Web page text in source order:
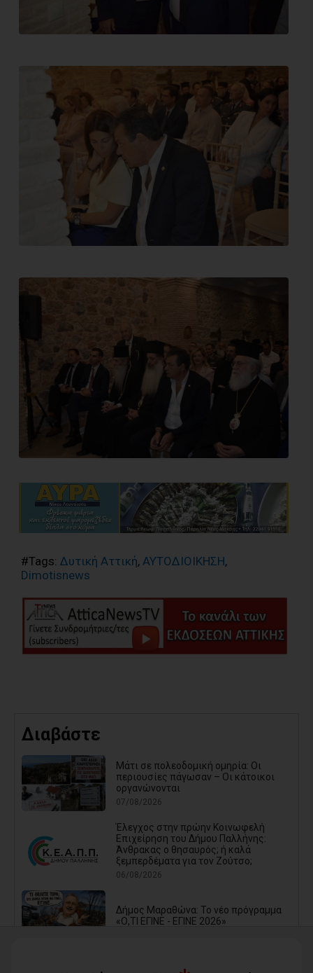
#Tags: Δυτική Αττική, ΑΥΤΟΔΙΟΙΚΗΣΗ,
Dimotisnews
Διαβάστε
Μάτι σε πολεοδομική ομηρία: Οι
περιουσίες πάγωσαν – Οι κάτοικοι
οργανώνονται
07/08/2026
Έλεγχος στην πρώην Κοινωφελή
Επιχείρηση του Δήμου Παλλήνης:
Άνθρακας ο θησαυρός; ή καλά
ξεμπερδέματα για τον Ζούτσο;
06/08/2026
Δήμος Μαραθώνα: Το νέο πρόγραμμα
«Ο,ΤΙ ΕΓΙΝΕ - ΕΓΙΝΕ 2026»